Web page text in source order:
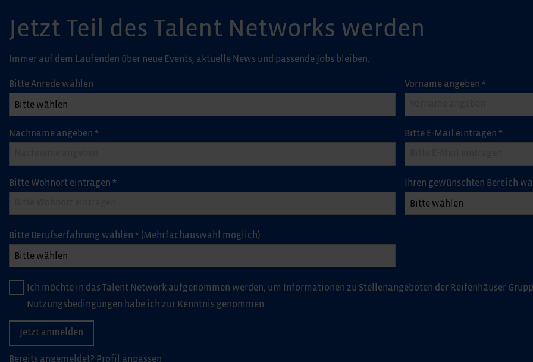
Jetzt Teil des Talent Networks werden
Immer auf dem Laufenden über neue Events, aktuelle News und passende Jobs bleiben.
Bitte Anrede wählen Vorname angeben *
Nachname angeben * Bitte E-Mail eintragen *
Bitte Wohnort eintragen * Ihren gewünschten Bereich
Bitte Berufserfahrung wählen * (Mehrfachauswahl möglich)
Ich möchte in das Talent Network aufgenommen werden, um Informationen zu Stellenangeboten der Reifenhäuser
Nutzungsbedingungen habe ich zur Kenntnis genommen.
Bereits angemeldet? Profil anpassen